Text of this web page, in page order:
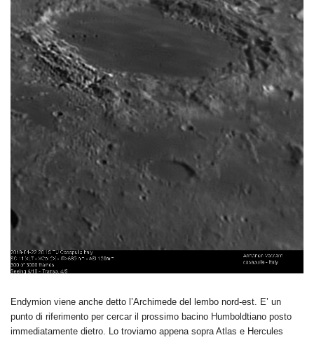
Endymion viene anche detto l’Archimede del lembo nord-est. E’ un
punto di riferimento per cercar il prossimo bacino Humboldtiano posto
immediatamente dietro. Lo troviamo appena sopra Atlas e Hercules